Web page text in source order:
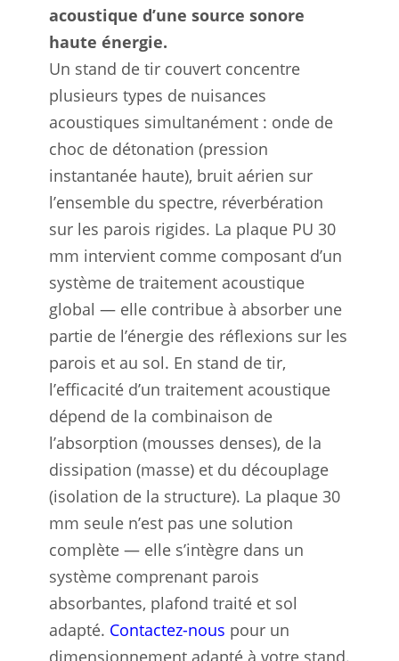
acoustique d’une source sonore
haute énergie.
Un stand de tir couvert concentre
plusieurs types de nuisances
acoustiques simultanément : onde de
choc de détonation (pression
instantanée haute), bruit aérien sur
l’ensemble du spectre, réverbération
sur les parois rigides. La plaque PU 30
mm intervient comme composant d’un
système de traitement acoustique
global — elle contribue à absorber une
partie de l’énergie des réflexions sur les
parois et au sol. En stand de tir,
l’efficacité d’un traitement acoustique
dépend de la combinaison de
l’absorption (mousses denses), de la
dissipation (masse) et du découplage
(isolation de la structure). La plaque 30
mm seule n’est pas une solution
complète — elle s’intègre dans un
système comprenant parois
absorbantes, plafond traité et sol
adapté. Contactez-nous pour un
dimensionnement adapté à votre stand.